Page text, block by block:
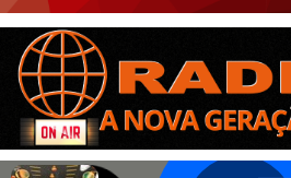
CEARÁ BRASIL NOTÍCIAS
CEARÁ BRASIL MUNDO 1
BRASIL DE FATO
NOTÍCIAS GERAIS